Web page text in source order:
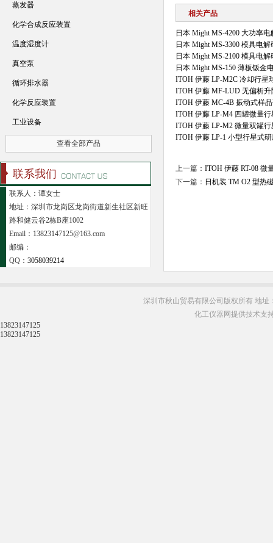
相关产品
日本 Might MS-4200 大功率
日本 Might MS-3300 模具电解
日本 Might MS-2100 模具电解
日本 Might MS-150 薄板钣金
ITOH 伊藤 LP-M2C 冷却行星
ITOH 伊藤 MF-LUD 无偏析
ITOH 伊藤 MC-4B 振动式样
ITOH 伊藤 LP-M4 四罐微量
ITOH 伊藤 LP-M2 微量双罐
ITOH 伊藤 LP-1 小型行星式
上一篇： ITOH 伊藤 RT-08 微
下一篇： 日机装 TM O2 型热
蒸发器
化学合成反应装置
温度湿度计
真空泵
循环排水器
化学反应装置
工业设备
查看全部产品
联系我们
联系人：谭女士
地址：深圳市龙岗区龙岗街道新生社区新旺
路和健云谷2栋B座1002
Email：13823147125@163.com
邮编：
QQ： 3058039214
深圳市秋山贸易有限公司版权所有 地址
化工仪器网提供技术支
13823147125
13823147125